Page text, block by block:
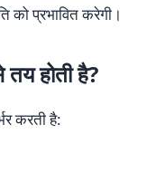
को प्रभावित करेगी।
होती है?
करती है: